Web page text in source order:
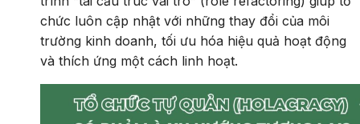
chức luôn cập nhật với những thay đổi của môi
trường kinh doanh, tối ưu hóa hiệu quả hoạt động
và thích ứng một cách linh hoạt.